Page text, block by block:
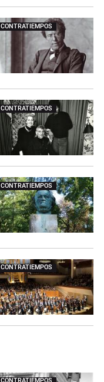
CONTRATIEMPOS
CONTRATIEMPOS
CONTRATIEMPOS
CONTRATIEMPOS